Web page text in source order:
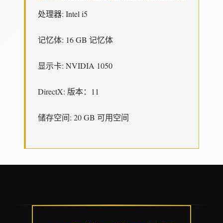
处理器: Intel i5
记忆体: 16 GB 记忆体
显示卡: NVIDIA 1050
DirectX: 版本：11
储存空间: 20 GB 可用空间